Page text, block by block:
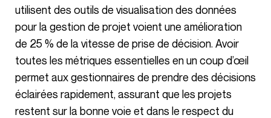
utilisent des outils de visualisation des données
pour la gestion de projet voient une amélioration
de 25 % de la vitesse de prise de décision. Avoir
toutes les métriques essentielles en un coup d’œil
permet aux gestionnaires de prendre des décisions
éclairées rapidement, assurant que les projets
restent sur la bonne voie et dans le respect du